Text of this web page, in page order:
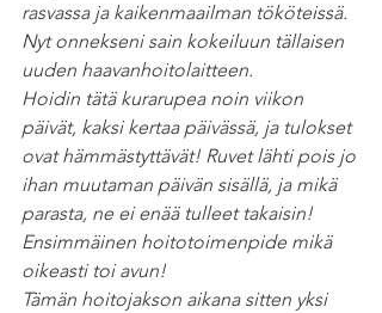
rasvassa ja kaikenmaailman tököteissä.
Nyt onnekseni sain kokeiluun tällaisen
uuden haavanhoitolaitteen.
Hoidin tätä kurarupea noin viikon
päivät, kaksi kertaa päivässä, ja tulokset
ovat hämmästyttävät! Ruvet lähti pois jo
ihan muutaman päivän sisällä, ja mikä
parasta, ne ei enää tulleet takaisin!
Ensimmäinen hoitotoimenpide mikä
oikeasti toi avun!
Tämän hoitojakson aikana sitten yksi